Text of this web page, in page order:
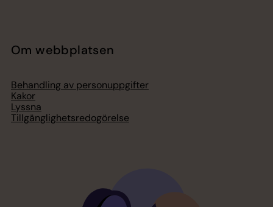
Om webbplatsen
Behandling av personuppgifter
Kakor
Lyssna
Tillgänglighetsredogörelse